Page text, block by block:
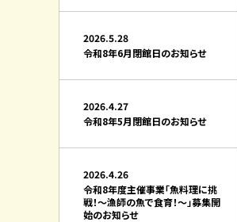
2026.5.28
令和8年6月閉館日のお知らせ
2026.4.27
令和8年5月閉館日のお知らせ
2026.4.26
令和8年度主催事業「魚料理に挑
戦！～漁師の魚で食育！～」募集開
始のお知らせ